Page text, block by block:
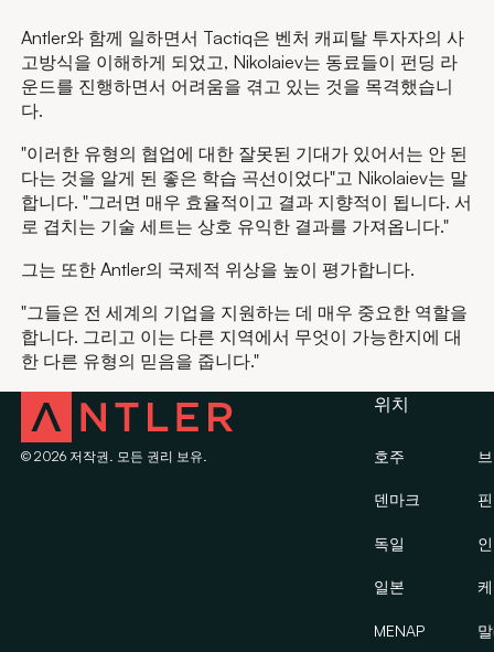
Antler와 함께 일하면서 Tactiq은 벤처 캐피탈 투자자의 사
고방식을 이해하게 되었고, Nikolaiev는 동료들이 펀딩 라
운드를 진행하면서 어려움을 겪고 있는 것을 목격했습니
다.
"이러한 유형의 협업에 대한 잘못된 기대가 있어서는 안 된
다는 것을 알게 된 좋은 학습 곡선이었다"고 Nikolaiev는 말
합니다. "그러면 매우 효율적이고 결과 지향적이 됩니다. 서
로 겹치는 기술 세트는 상호 유익한 결과를 가져옵니다."
그는 또한 Antler의 국제적 위상을 높이 평가합니다.
"그들은 전 세계의 기업을 지원하는 데 매우 중요한 역할을
합니다. 그리고 이는 다른 지역에서 무엇이 가능한지에 대
한 다른 유형의 믿음을 줍니다."
© 2026저작권. 모든 권리 보유.
위치
호주
덴마크
독일
일본
MENAP